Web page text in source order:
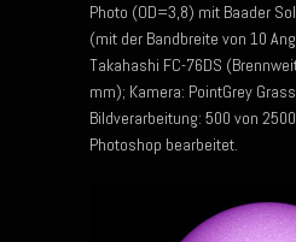
Photo (OD=3,8) mit Baader
(mit der Bandbreite von 10
Takahashi FC-76DS
mm); Kamera: PointGrey
Bildverarbeitung: 500 von
Photoshop bearbeitet.